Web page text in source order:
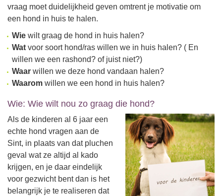
vraag moet duidelijkheid geven omtrent je motivatie om
een hond in huis te halen.
Wie wilt graag de hond in huis halen?
Wat voor soort hond/ras willen we in huis halen? ( En
willen we een rashond? of juist niet?)
Waar willen we deze hond vandaan halen?
Waarom willen we een hond in huis halen?
Wie: Wie wilt nou zo graag die hond?
Als de kinderen al 6 jaar een
echte hond vragen aan de
Sint, in plaats van dat pluchen
geval wat ze altijd al kado
krijgen, en je daar eindelijk
voor gezwicht bent dan is het
belangrijk je te realiseren dat